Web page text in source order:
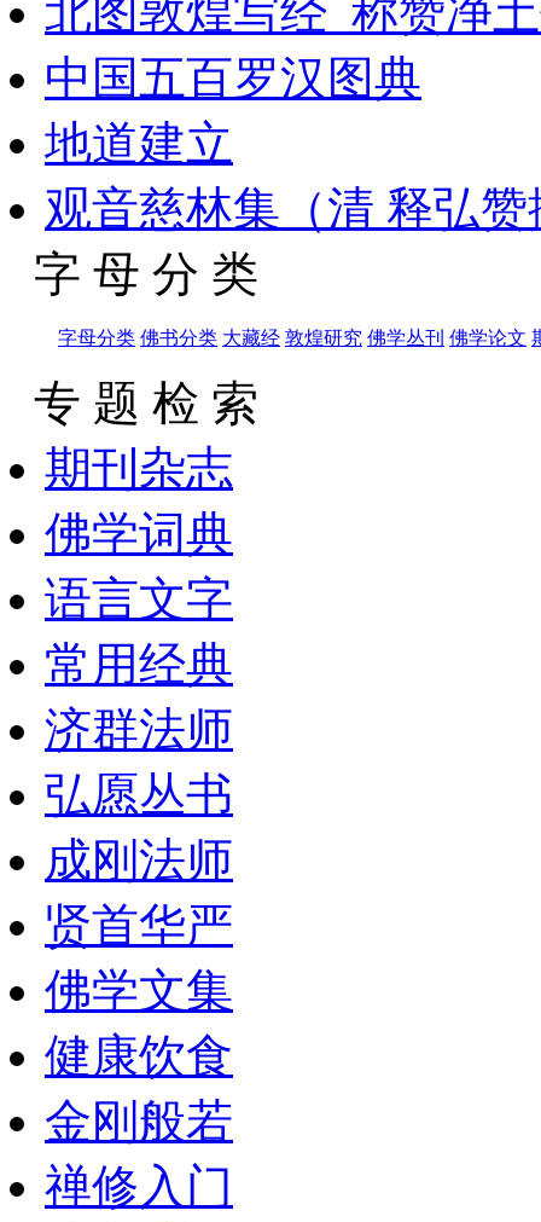
北图敦煌写经_称赞净
中国五百罗汉图典
地道建立
观音慈林集（清 释弘
字 母 分 类
字母分类 佛书分类 大藏经 敦煌研究 佛学丛刊 佛学论文
专 题 检 索
期刊杂志
佛学词典
语言文字
常用经典
济群法师
弘愿丛书
成刚法师
贤首华严
佛学文集
健康饮食
金刚般若
禅修入门